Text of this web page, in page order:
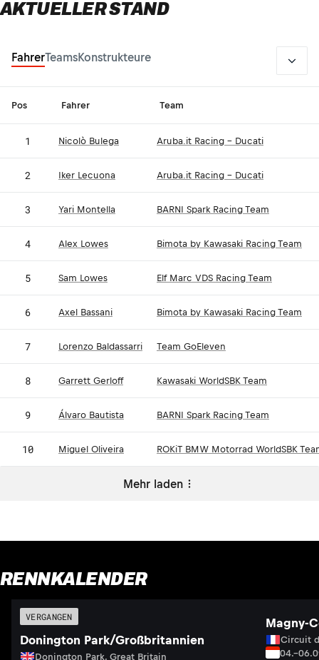
AKTUELLER STAND
FahrerTeamsKonstrukteure
Pos Fahrer Team
1 Nicolò Bulega Aruba.it Racing - Ducati
2 Iker Lecuona Aruba.it Racing - Ducati
3 Yari Montella BARNI Spark Racing Team
4 Alex Lowes Bimota by Kawasaki Racing Team
5 Sam Lowes Elf Marc VDS Racing Team
6 Axel Bassani Bimota by Kawasaki Racing Team
7 Lorenzo Baldassarri Team GoEleven
8 Garrett Gerloff Kawasaki WorldSBK Team
9 Álvaro Bautista BARNI Spark Racing Team
10 Miguel Oliveira ROKiT BMW Motorrad WorldSBK
Mehr laden
RENNKALENDER
VERGANGEN
Donington Park/Großbritannien
Donington Park, Great Britain
Magny-
Circuit